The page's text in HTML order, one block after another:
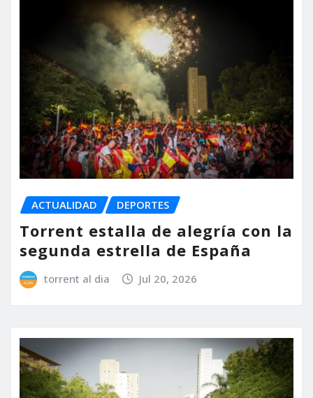
ACTUALIDAD DEPORTES
Torrent estalla de alegría con la
segunda estrella de España
torrent al dia Jul 20, 2026